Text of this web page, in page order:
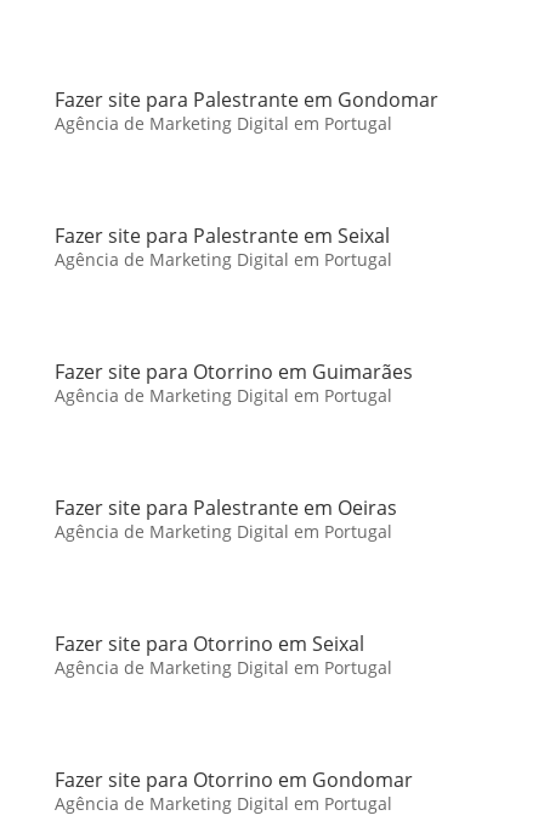
Fazer site para Palestrante em Gondomar
Agência de Marketing Digital em Portugal
Fazer site para Palestrante em Seixal
Agência de Marketing Digital em Portugal
Fazer site para Otorrino em Guimarães
Agência de Marketing Digital em Portugal
Fazer site para Palestrante em Oeiras
Agência de Marketing Digital em Portugal
Fazer site para Otorrino em Seixal
Agência de Marketing Digital em Portugal
Fazer site para Otorrino em Gondomar
Agência de Marketing Digital em Portugal